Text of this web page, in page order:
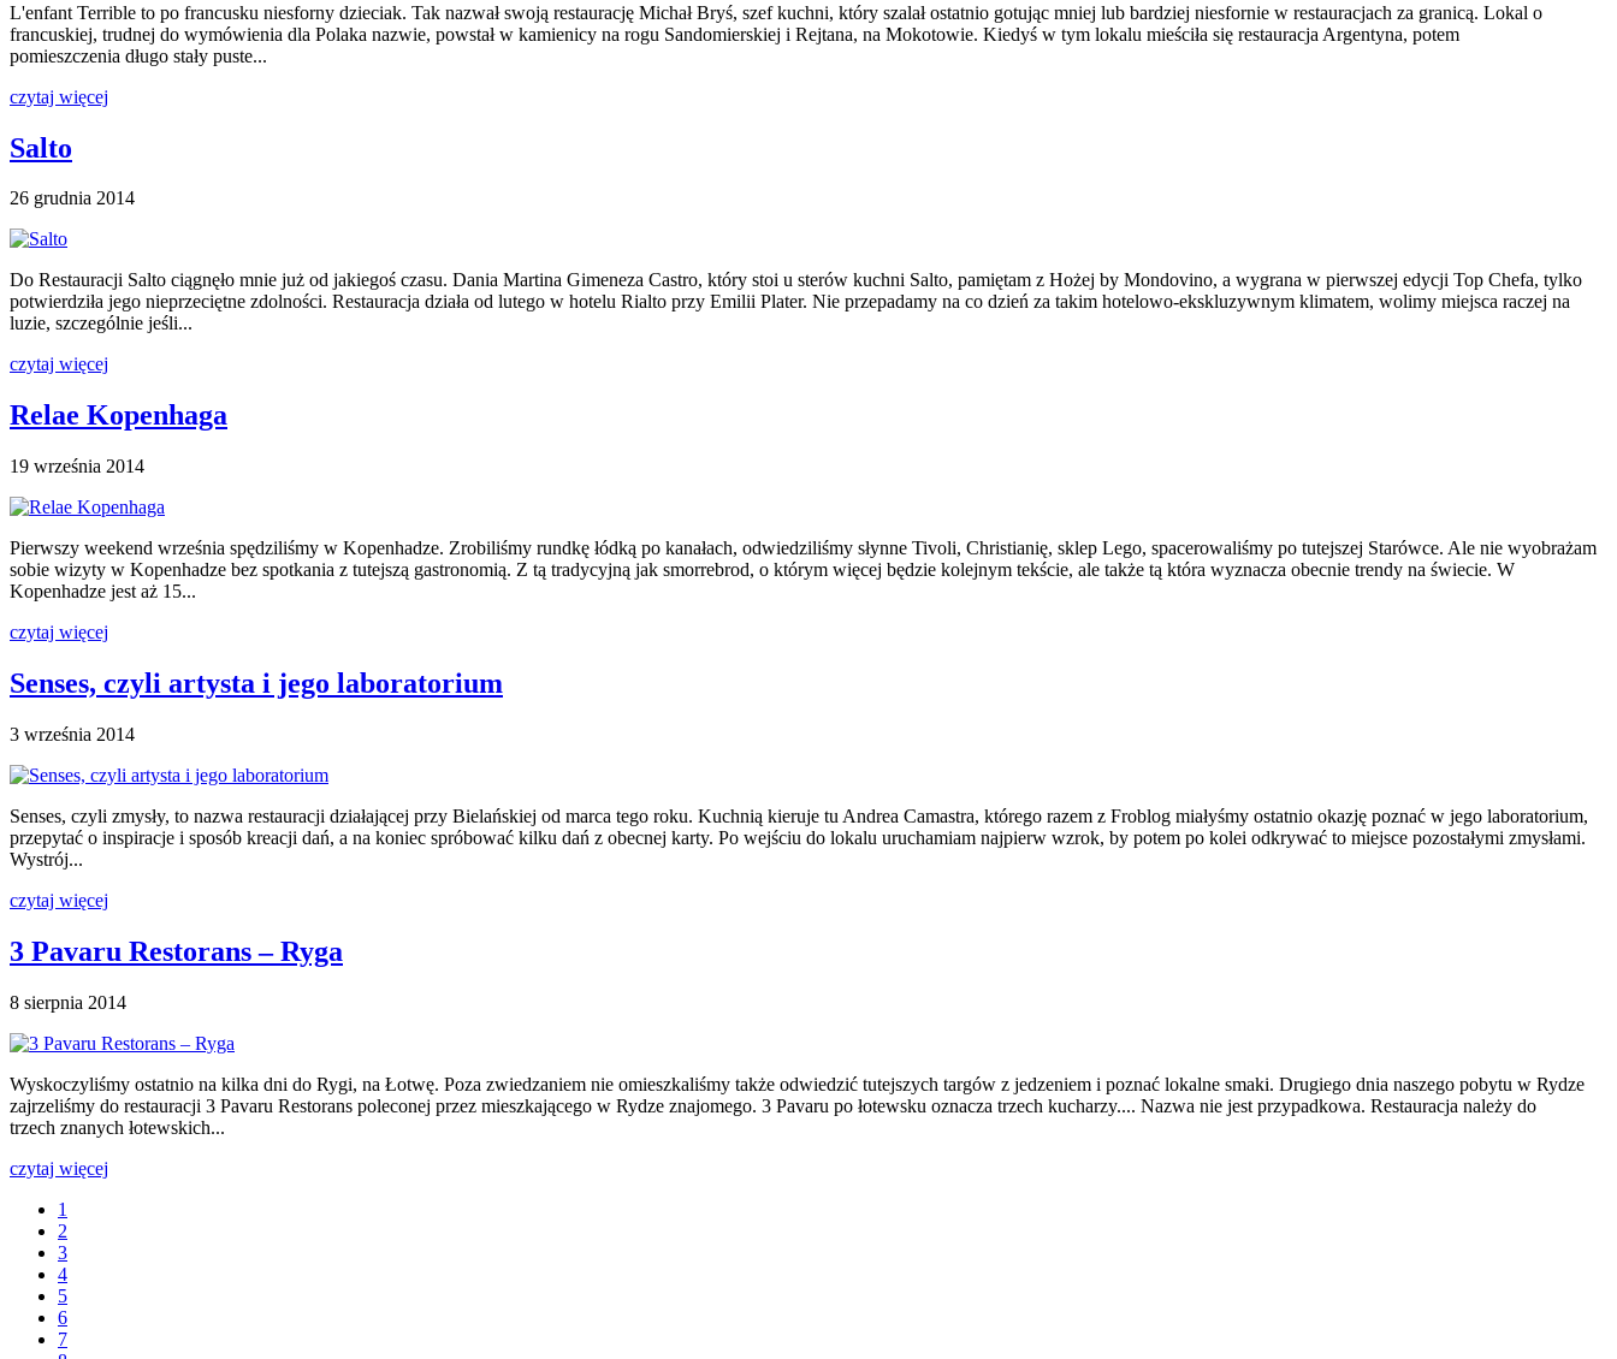
L'enfant Terrible to po francusku niesforny dzieciak. Tak nazwał swoją restaurację Michał Bryś, szef kuchni, który szalał ostatnio gotując mniej lub bardziej niesfornie w restauracjach za granicą. Lokal o
francuskiej, trudnej do wymówienia dla Polaka nazwie, powstał w kamienicy na rogu Sandomierskiej i Rejtana, na Mokotowie. Kiedyś w tym lokalu mieściła się restauracja Argentyna, potem
pomieszczenia długo stały puste...
czytaj więcej
Salto
26 grudnia 2014
Do Restauracji Salto ciągnęło mnie już od jakiegoś czasu. Dania Martina Gimeneza Castro, który stoi u sterów kuchni Salto, pamiętam z Hożej by Mondovino, a wygrana w pierwszej edycji Top Chefa, tylko
potwierdziła jego nieprzeciętne zdolności. Restauracja działa od lutego w hotelu Rialto przy Emilii Plater. Nie przepadamy na co dzień za takim hotelowo-ekskluzywnym klimatem, wolimy miejsca raczej na
luzie, szczególnie jeśli...
czytaj więcej
Relae Kopenhaga
19 września 2014
Pierwszy weekend września spędziliśmy w Kopenhadze. Zrobiliśmy rundkę łódką po kanałach, odwiedziliśmy słynne Tivoli, Christianię, sklep Lego, spacerowaliśmy po tutejszej Starówce. Ale nie wyobrażam
sobie wizyty w Kopenhadze bez spotkania z tutejszą gastronomią. Z tą tradycyjną jak smorrebrod, o którym więcej będzie kolejnym tekście, ale także tą która wyznacza obecnie trendy na świecie. W
Kopenhadze jest aż 15...
czytaj więcej
Senses, czyli artysta i jego laboratorium
3 września 2014
Senses, czyli zmysły, to nazwa restauracji działającej przy Bielańskiej od marca tego roku. Kuchnią kieruje tu Andrea Camastra, którego razem z Froblog miałyśmy ostatnio okazję poznać w jego laboratorium,
przepytać o inspiracje i sposób kreacji dań, a na koniec spróbować kilku dań z obecnej karty. Po wejściu do lokalu uruchamiam najpierw wzrok, by potem po kolei odkrywać to miejsce pozostałymi zmysłami.
Wystrój...
czytaj więcej
3 Pavaru Restorans – Ryga
8 sierpnia 2014
Wyskoczyliśmy ostatnio na kilka dni do Rygi, na Łotwę. Poza zwiedzaniem nie omieszkaliśmy także odwiedzić tutejszych targów z jedzeniem i poznać lokalne smaki. Drugiego dnia naszego pobytu w Rydze
zajrzeliśmy do restauracji 3 Pavaru Restorans poleconej przez mieszkającego w Rydze znajomego. 3 Pavaru po łotewsku oznacza trzech kucharzy.... Nazwa nie jest przypadkowa. Restauracja należy do
trzech znanych łotewskich...
czytaj więcej
1
2
3
4
5
6
7